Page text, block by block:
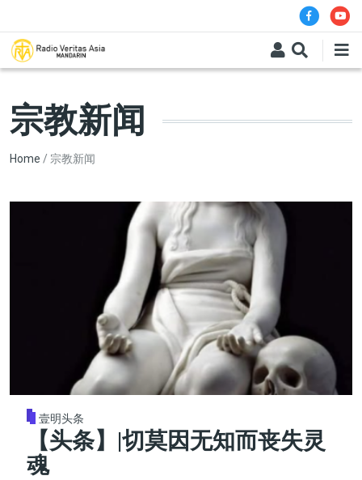
宗教新闻
Breadcrumb
Home 宗教新闻
壹明头条
【头条】|切莫因无知而丧失灵
魂